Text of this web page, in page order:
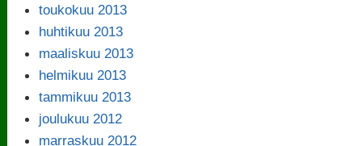
toukokuu 2013
huhtikuu 2013
maaliskuu 2013
helmikuu 2013
tammikuu 2013
joulukuu 2012
marraskuu 2012